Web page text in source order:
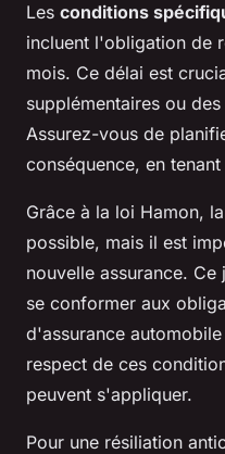
Les conditions
incluent l'obligation de
mois. Ce délai est
supplémentaires ou
Assurez-vous de
conséquence, en
Grâce à la loi Hamon,
possible, mais il est
nouvelle assurance.
se conformer aux
d'assurance
respect de ces
peuvent s'appliquer.
Pour une résiliation